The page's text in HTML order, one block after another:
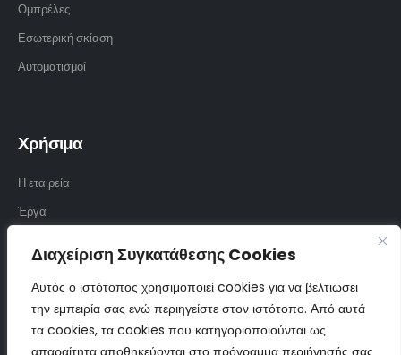
Διαχείριση Συγκατάθεσης Cookies
Αυτός ο ιστότοπος χρησιμοποιεί cookies για να βελτιώσει
την εμπειρία σας ενώ περιηγείστε στον ιστότοπο. Από αυτά
τα cookies, τα cookies που κατηγοριοποιούνται ως
απαραίτητα αποθηκεύονται στο πρόγραμμα περιήγησής σας
Ομπρέλες
Εσωτερική σκίαση
Αυτοματισμοί
Χρήσιμα
Η εταιρεία
Έργα
Επικοινωνία
Επικοινωνία